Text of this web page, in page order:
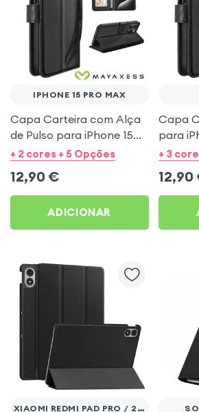
IPHONE 15 PRO MAX
Capa Carteira com Alça
de Pulso para iPhone 15
Pro Max - Preto
+ 2 cores + 5 Opções
12,90 €
ADICIONAR
Capa
para
+ 3
12,90
XIAOMI REDMI PAD PRO / 2 PRO